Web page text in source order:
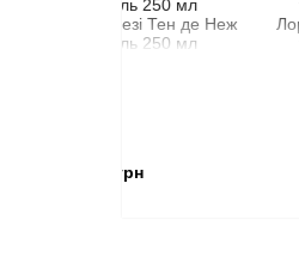
Тен де Неж
Лоренцо
туалетна